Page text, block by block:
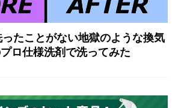
たことがない地獄のような換気
ロ仕様洗剤で洗ってみた